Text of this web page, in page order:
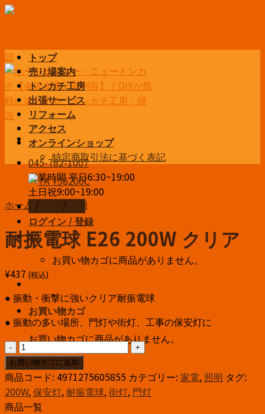
Skip
045-782-1007
営業時間 平日6:30~19:00
土日祝9:00~19:00
お問い合わせ
ログイン / 登録
¥0
お買い物カゴに商品がありません。
お買い物カゴ
お買い物カゴに商品がありません。
トップ
売り場案内
トンカチ工房
出張サービス
リフォーム
アクセス
オンラインショップ
特定商取引法に基づく表記
ホーム / / 照明
耐振電球 E26 200W クリア
¥437 (税込)
● 振動・衝撃に強いクリア耐振電球
● 振動の多い場所、門灯や街灯、工事の保安灯に
耐
振
電
球
E26
お買い物カゴに追加
商品コード: 4971275605855 カテゴリー: 家電, 照明 タグ:
200W,保安灯,耐振電球,街灯, 門灯
商品一覧